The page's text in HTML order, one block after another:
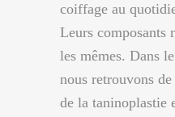
coiffage au
Leurs composants
les mêmes. Dans
nous retrouvons
de la taninoplastie